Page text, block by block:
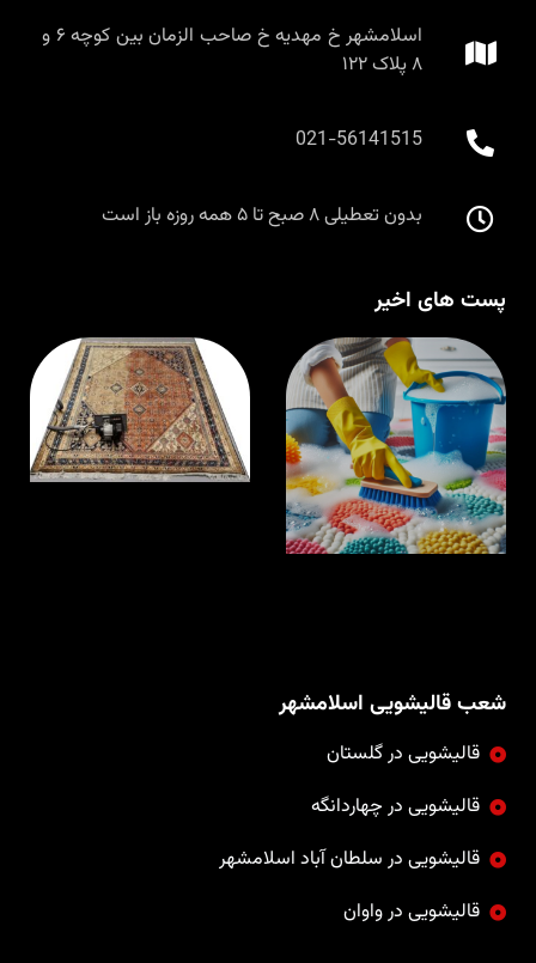
اسلامشهر خ مهدیه خ صاحب الزمان بین کوچه ۶ و
۸ پلاک ۱۲۲
021-56141515
بدون تعطیلی ۸ صبح تا ۵ همه روزه باز است
پست های اخیر
قالیشویی در
اسلامشهر با
مواد نانو و
ضدحساسیت
شعب قالیشویی اسلامشهر
قالیشویی در گلستان
قالیشویی در چهاردانگه
قالیشویی در سلطان آباد اسلامشهر
قالیشویی در واوان